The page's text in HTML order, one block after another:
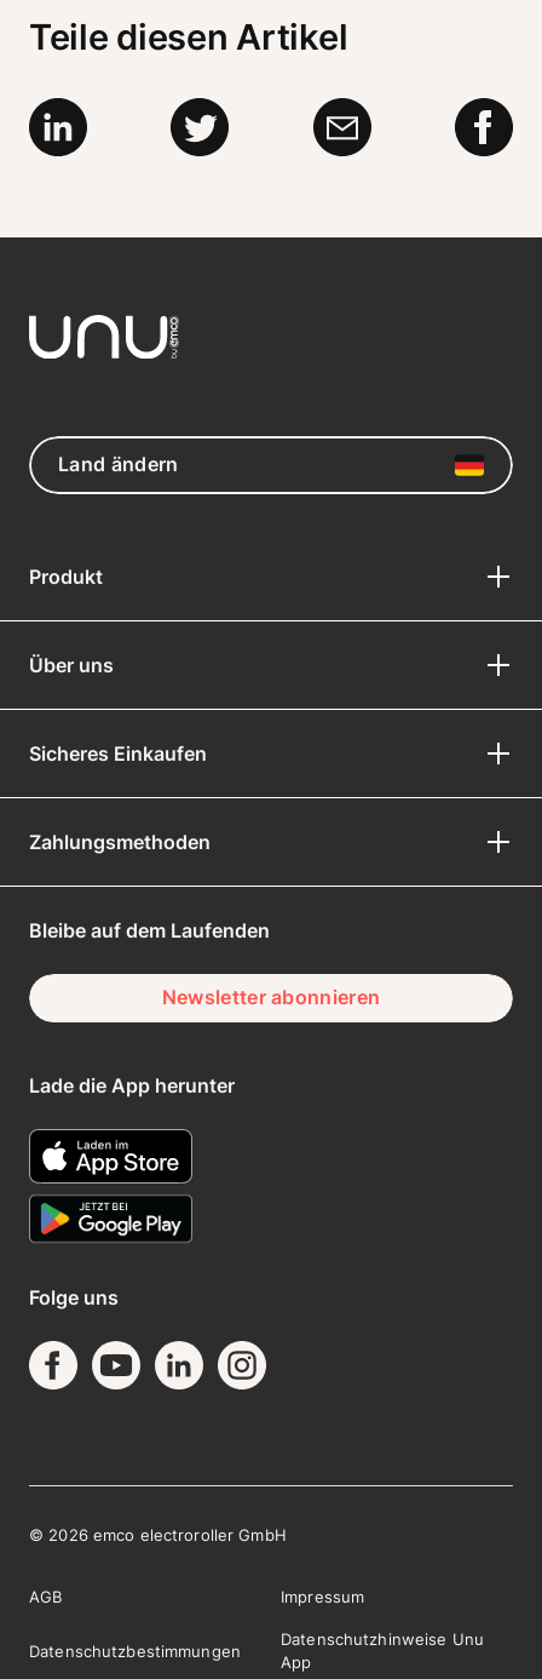
Teile diesen Artikel
Land ändern
Produkt
Über uns
Zahlungsmethoden
Sicheres Einkaufen
Bleibe auf dem Laufenden
Newsletter abonnieren
Lade die App herunter
Folge uns
© 2026 emco electroroller GmbH
AGB Impressum
Datenschutzbestimmungen
Datenschutzhinweise Unu
App